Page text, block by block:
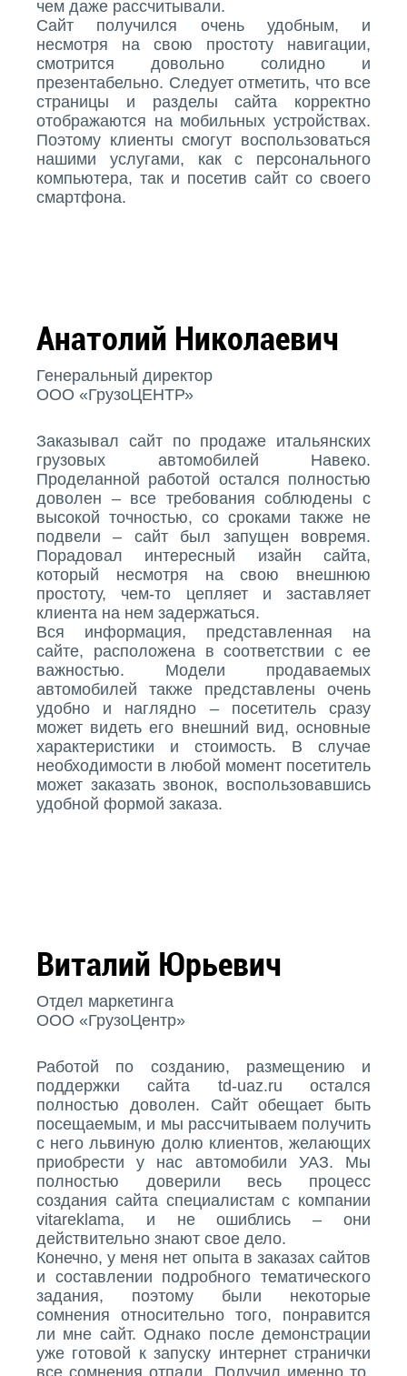
чем даже рассчитывали.
Сайт получился очень удобным, и
несмотря на свою простоту навигации,
смотрится довольно солидно и
презентабельно. Следует отметить, что все
страницы и разделы сайта корректно
отображаются на мобильных устройствах.
Поэтому клиенты смогут воспользоваться
нашими услугами, как с персонального
компьютера, так и посетив сайт со своего
смартфона.
Анатолий Николаевич
Генеральный директор
ООО «ГрузоЦЕНТР»
Заказывал сайт по продаже итальянских
грузовых автомобилей Навеко.
Проделанной работой остался полностью
доволен – все требования соблюдены с
высокой точностью, со сроками также не
подвели – сайт был запущен вовремя.
Порадовал интересный изайн сайта,
который несмотря на свою внешнюю
простоту, чем-то цепляет и заставляет
клиента на нем задержаться.
Вся информация, представленная на
сайте, расположена в соответствии с ее
важностью. Модели продаваемых
автомобилей также представлены очень
удобно и наглядно – посетитель сразу
может видеть его внешний вид, основные
характеристики и стоимость. В случае
необходимости в любой момент посетитель
может заказать звонок, воспользовавшись
удобной формой заказа.
Виталий Юрьевич
Отдел маркетинга
ООО «ГрузоЦентр»
Работой по созданию, размещению и
поддержки сайта td-uaz.ru остался
полностью доволен. Сайт обещает быть
посещаемым, и мы рассчитываем получить
с него львиную долю клиентов, желающих
приобрести у нас автомобили УАЗ. Мы
полностью доверили весь процесс
создания сайта специалистам с компании
vitareklama, и не ошиблись – они
действительно знают свое дело.
Конечно, у меня нет опыта в заказах сайтов
и составлении подробного тематического
задания, поэтому были некоторые
сомнения относительно того, понравится
ли мне сайт. Однако после демонстрации
уже готовой к запуску интернет странички
все сомнения отпали. Получил именно то,